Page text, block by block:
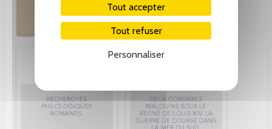
Tout accepter
Tout refuser
Personnaliser